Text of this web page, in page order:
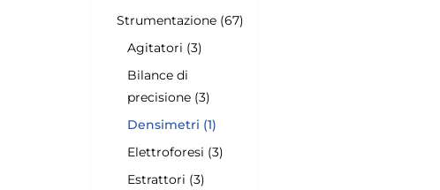
Strumentazione (67)
Agitatori (3)
Bilance di
precisione (3)
Densimetri (1)
Elettroforesi (3)
Estrattori (3)